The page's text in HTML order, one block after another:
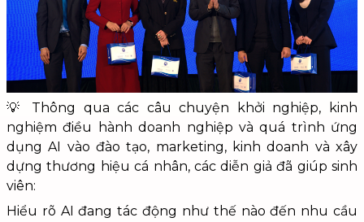
💡 Thông qua các câu chuyện khởi nghiệp, kinh
nghiệm điều hành doanh nghiệp và quá trình ứng
dụng AI vào đào tạo, marketing, kinh doanh và xây
dựng thương hiệu cá nhân, các diễn giả đã giúp sinh
viên:
Hiểu rõ AI đang tác động như thế nào đến nhu cầu